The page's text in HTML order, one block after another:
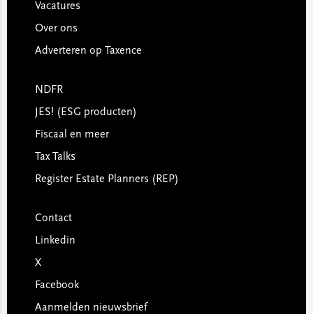
Vacatures
Over ons
Adverteren op Taxence
NDFR
JES! (ESG producten)
Fiscaal en meer
Tax Talks
Register Estate Planners (REP)
Contact
Linkedin
X
Facebook
Aanmelden nieuwsbrief